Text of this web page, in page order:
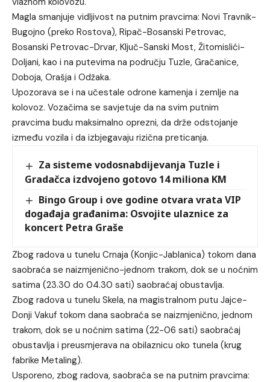
Magla smanjuje vidljivost na putnim pravcima: Novi Travnik-
Bugojno (preko Rostova), Ripač-Bosanski Petrovac,
Bosanski Petrovac-Drvar, Ključ-Sanski Most, Žitomislići-
Doljani, kao i na putevima na području Tuzle, Gračanice,
Doboja, Orašja i Odžaka.
Upozorava se i na učestale odrone kamenja i zemlje na
kolovoz. Vozačima se savjetuje da na svim putnim
pravcima budu maksimalno oprezni, da drže odstojanje
između vozila i da izbjegavaju rizična preticanja.
Za sisteme vodosnabdijevanja Tuzle i
Gradačca izdvojeno gotovo 14 miliona KM
Bingo Group i ove godine otvara vrata VIP
događaja građanima: Osvojite ulaznice za
koncert Petra Graše
Zbog radova u tunelu Crnaja (Konjic-Jablanica) tokom dana
saobraća se naizmjenično-jednom trakom, dok se u noćnim
satima (23.30 do 04.30 sati) saobraćaj obustavlja.
Zbog radova u tunelu Skela, na magistralnom putu Jajce-
Donji Vakuf tokom dana saobraća se naizmjenično, jednom
trakom, dok se u noćnim satima (22-06 sati) saobraćaj
obustavlja i preusmjerava na obilaznicu oko tunela (krug
fabrike Metaling).
Usporeno, zbog radova, saobraća se na putnim pravcima: